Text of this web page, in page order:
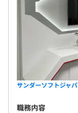
サンダーソフトジャ
職務内容